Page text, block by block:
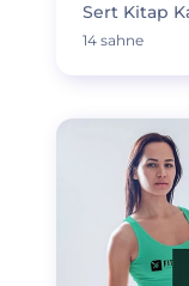
Sert Kitap
14 sahne